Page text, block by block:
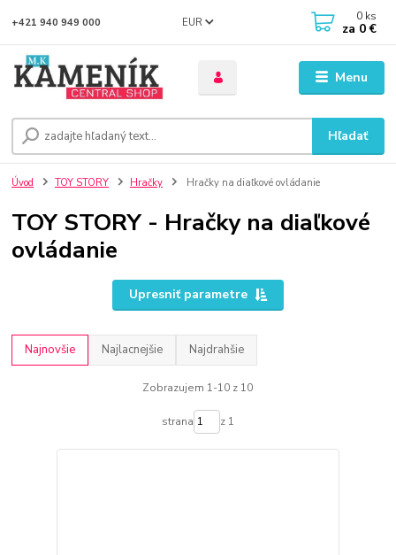
Menu
EUR
Hľadať
+421 940 949 000 0 ks
za 0 €
Úvod TOY STORY Hračky Hračky na diaľkové ovládanie
TOY STORY - Hračky na diaľkové
ovládanie
Upresniť parametre
Najnovšie Najlacnejšie Najdrahšie
Zobrazujem 1-10 z 10
strana z 1